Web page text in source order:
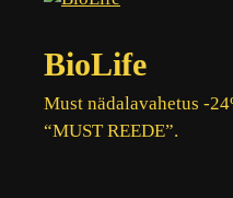
BioLife
Must nädalavahetus -
“MUST REEDE”.